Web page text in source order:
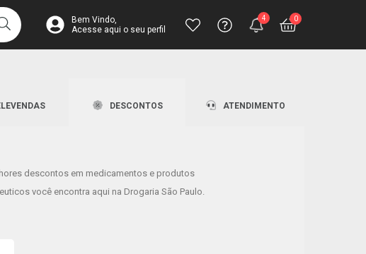
Bem Vindo,
Acesse aqui o seu perfil
Ajuda? Envie
Televendas
4
Os melhores perfumes estão aqui!
Descontos de até 50% OFF!
0
DESCONTOS ATENDIMENTO
descontos em medicamentos e produtos
você encontra aqui na Drogaria São Paulo.